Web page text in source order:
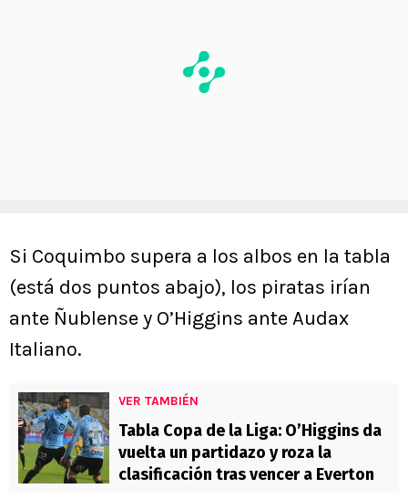
Si Coquimbo supera a los albos en la tabla
(está dos puntos abajo), los piratas irían
ante Ñublense y O’Higgins ante Audax
Italiano.
VER TAMBIÉN
Tabla Copa de la Liga: O’Higgins da
vuelta un partidazo y roza la
clasificación tras vencer a Everton